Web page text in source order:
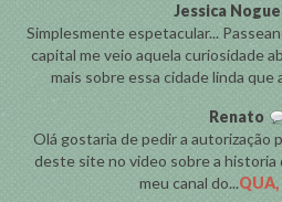
Jessica
Simplesmente espetacular...
capital me veio aquela curiosidade
mais sobre essa cidade linda que
Renato
Olá gostaria de pedir a autorização
deste site no video sobre a historia
meu canal do...QUA,